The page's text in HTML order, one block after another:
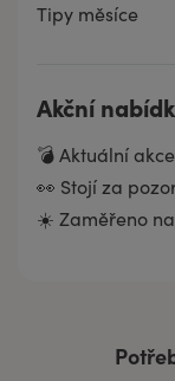
Tipy měsíce
Akční
💣 Aktuální akce
👀 Stojí za
☀️ Zaměřeno